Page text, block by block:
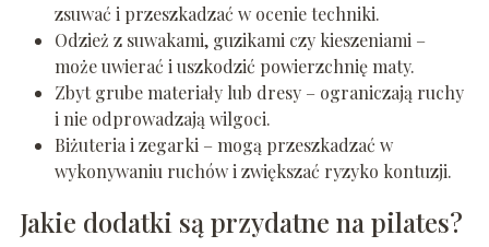
zsuwać i przeszkadzać w ocenie techniki.
Odzież z suwakami, guzikami czy kieszeniami –
może uwierać i uszkodzić powierzchnię maty.
Zbyt grube materiały lub dresy – ograniczają ruchy
i nie odprowadzają wilgoci.
Biżuteria i zegarki – mogą przeszkadzać w
wykonywaniu ruchów i zwiększać ryzyko kontuzji.
Jakie dodatki są przydatne na pilates?